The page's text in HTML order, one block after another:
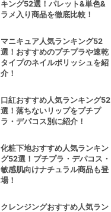
キング52選！パレット&単色&
ラメ入り商品を徹底比較！
マニキュア人気ランキング52
選！おすすめのプチプラや速乾
タイプのネイルポリッシュを紹
介！
口紅おすすめ人気ランキング52
選！落ちないリップをプチプ
ラ・デパコス別に紹介！
化粧下地おすすめ人気ランキン
グ52選！プチプラ・デパコス・
敏感肌向けナチュラル商品も登
場！
クレンジングおすすめ人気ラン